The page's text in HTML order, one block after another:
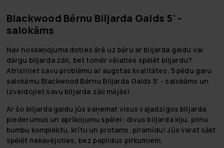
Blackwood Bērnu Biljarda Galds 5' -
salokāms
Nav noskaņojuma doties ārā uz bāru ar biljarda galdu vai
dārgu biljarda zāli, bet tomēr vēlaties spēlēt biljardu?
Atrisiniet savu problēmu ar augstas kvalitātes, 5 pēdu garu
salokāmu Blackwood Bērnu Biljarda Galds 5' - salokāms un
izveidojiet savu biljarda zāli mājās!
Ar šo biljarda galdu jūs saņemat visus vajadzīgos biljarda
piederumus un aprīkojumu spēlei: divus biljarda kiju, pilnu
bumbu komplektu, krītu un protams, piramīdu! Jūs varat sākt
spēlēt nekavējoties, bez papildus pirkumiem.